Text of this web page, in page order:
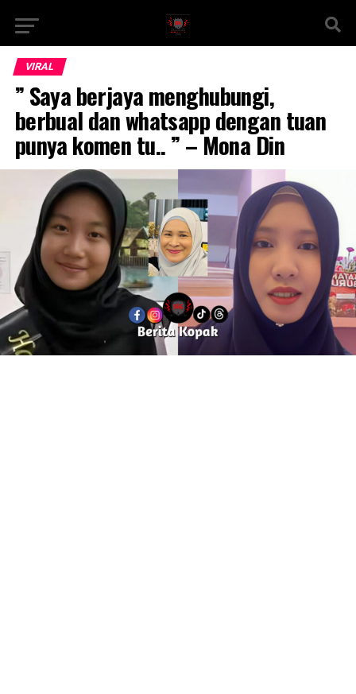
VIRAL
” Saya berjaya menghubungi,
berbual dan whatsapp dengan tuan
punya komen tu.. ” – Mona Din